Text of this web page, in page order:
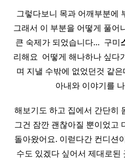
그렇다보니 목과 어깨부분에
그래서 이 부분을 어떻게 풀어
큰 숙제가 되었습니다… ​ 구미
리해요 ​ 어떻게 해나하나 싶다
며 지낼 수밖에 없었던것 같
아내와 이야기를
해보기도 하고 집에서 간단히
그건 잠깐 괜찮아질 뿐이었고
돌아왔어요. 이럳다간 컨디션
수도 있겠다 싶어서 제대로된